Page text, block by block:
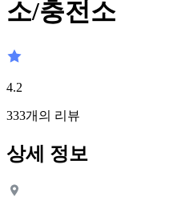
소/충전소
4.2
333개의 리뷰
상세 정보